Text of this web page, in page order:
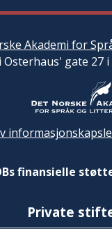
Akademi for
gate 27 i
finansielle
Private